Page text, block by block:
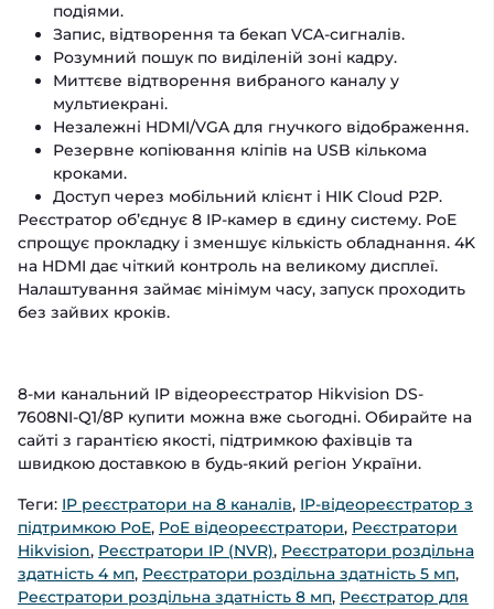
подіями.
Запис, відтворення та бекап VCA-сигналів.
Розумний пошук по виділеній зоні кадру.
Миттєве відтворення вибраного каналу у
мультиекрані.
Незалежні HDMI/VGA для гнучкого відображення.
Резервне копіювання кліпів на USB кількома
кроками.
Доступ через мобільний клієнт і HIK Cloud P2P.
Реєстратор об’єднує 8 IP-камер в єдину систему. PoE
спрощує прокладку і зменшує кількість обладнання. 4K
на HDMI дає чіткий контроль на великому дисплеї.
Налаштування займає мінімум часу, запуск проходить
без зайвих кроків.
8-ми канальний IP відеореєстратор Hikvision DS-
7608NI-Q1/8P купити можна вже сьогодні. Обирайте на
сайті з гарантією якості, підтримкою фахівців та
швидкою доставкою в будь-який регіон України.
Теги: IP реєстратори на 8 каналів, IP-відеореєстратор з
підтримкою PoE, PoE відеореєстратори, Реєстратори
Hikvision, Реєстратори IP (NVR), Реєстратори роздільна
здатність 4 мп, Реєстратори роздільна здатність 5 мп,
Реєстратори роздільна здатність 8 мп, Реєстратор для